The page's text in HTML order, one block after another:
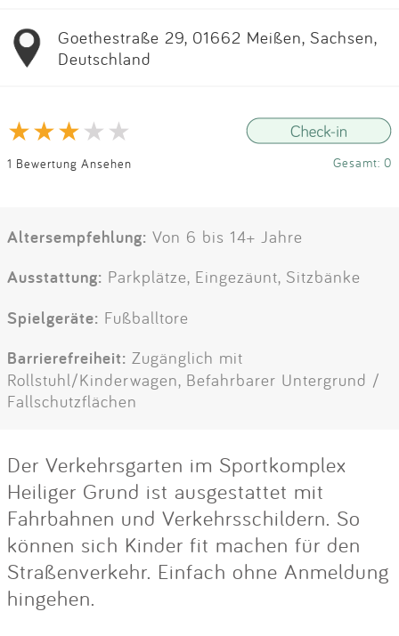
Goethestraße 29, 01662 Meißen, Sachsen,
Deutschland
1 Bewertung Ansehen Gesamt: 0
Altersempfehlung: Von 6 bis 14+ Jahre
Ausstattung: Parkplätze, Eingezäunt, Sitzbänke
Spielgeräte: Fußballtore
Barrierefreiheit: Zugänglich mit
Rollstuhl/Kinderwagen, Befahrbarer Untergrund /
Fallschutzflächen
Der Verkehrsgarten im Sportkomplex
Heiliger Grund ist ausgestattet mit
Fahrbahnen und Verkehrsschildern. So
können sich Kinder fit machen für den
Straßenverkehr. Einfach ohne Anmeldung
hingehen.